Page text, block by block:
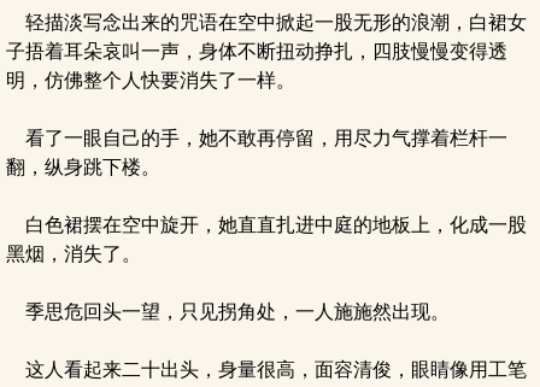
轻描淡写念出来的咒语在空中掀起一股无形的浪潮，白裙女
子捂着耳朵哀叫一声，身体不断扭动挣扎，四肢慢慢变得透
明，仿佛整个人快要消失了一样。
看了一眼自己的手，她不敢再停留，用尽力气撑着栏杆一
翻，纵身跳下楼。
白色裙摆在空中旋开，她直直扎进中庭的地板上，化成一股
黑烟，消失了。
季思危回头一望，只见拐角处，一人施施然出现。
这人看起来二十出头，身量很高，面容清俊，眼睛像用工笔